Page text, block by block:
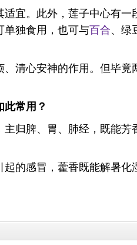
宜。此外，莲子中心有一
单独食用，也可与百合、绿
清心安神的作用。但毕竟
常用？
归脾、胃、肺经，既能芳
的感冒，藿香既能解暑化